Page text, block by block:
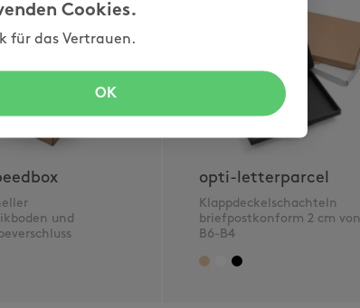
und
opti-letterparcel
Klappdeckelschachteln
briefpostkonform 2 cm von
B6-B4
Cookies.
für das Vertrauen.
OK